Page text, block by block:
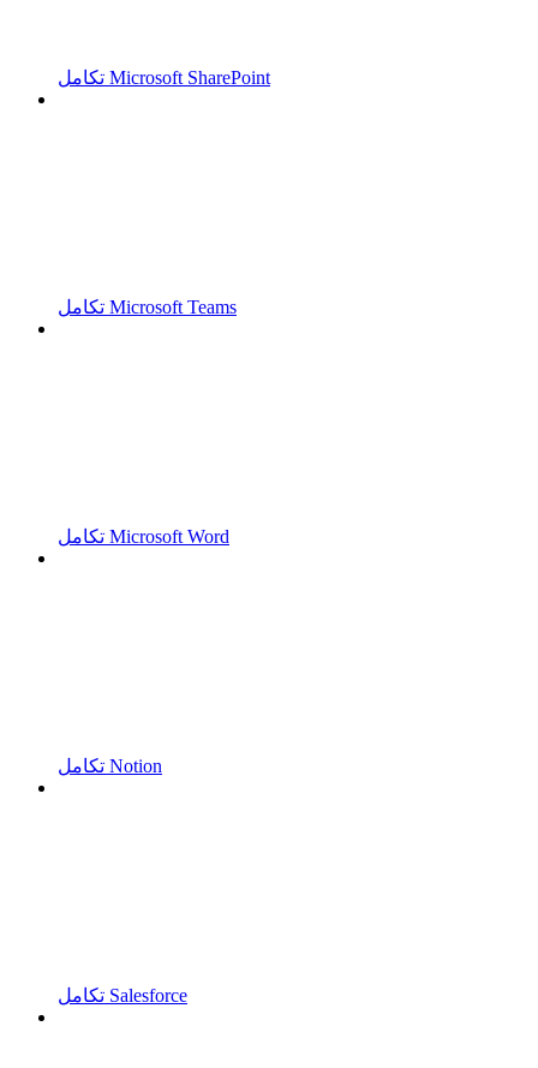
تكامل Microsoft SharePoint
تكامل Microsoft Teams
تكامل Microsoft Word
تكامل Notion
تكامل Salesforce